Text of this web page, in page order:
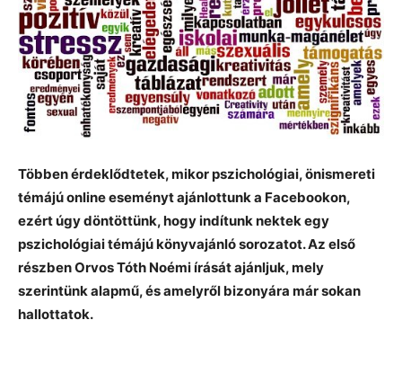
Többen érdeklődtetek, mikor pszichológiai, önismereti
témájú online eseményt ajánlottunk a Facebookon,
ezért úgy döntöttünk, hogy indítunk nektek egy
pszichológiai témájú könyvajánló sorozatot. Az első
részben Orvos Tóth Noémi írását ajánljuk, mely
szerintünk alapmű, és amelyről bizonyára már sokan
hallottatok.